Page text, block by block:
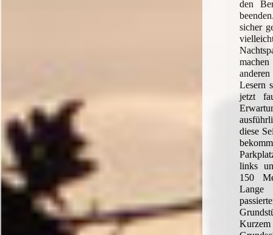
den
sicher
Lesern
jetzt
diese
links
150